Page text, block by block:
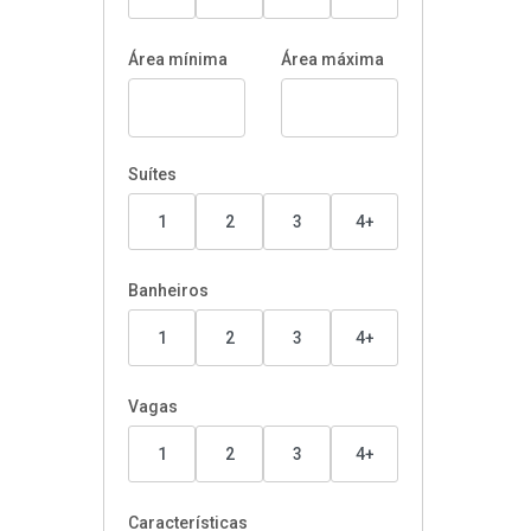
Área mínima Área máxima
Suítes
1 2 3 4+
Banheiros
1 2 3 4+
Vagas
1 2 3 4+
Características